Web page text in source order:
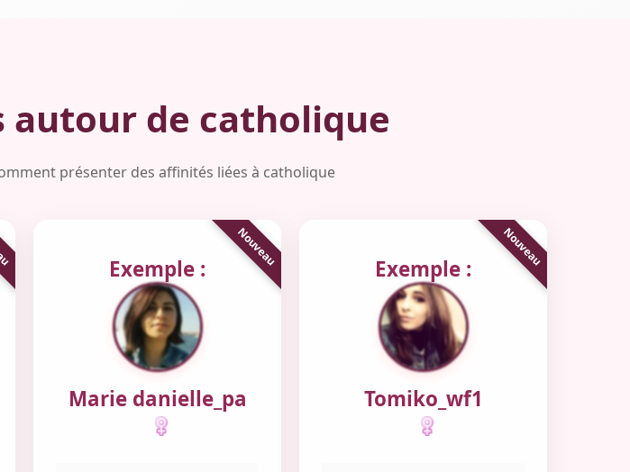
autour de catholique
présenter des affinités liées à catholique
Exemple :
Marie danielle_pa
Exemple :
Tomiko_wf1